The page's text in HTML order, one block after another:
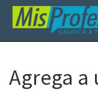
Agrega